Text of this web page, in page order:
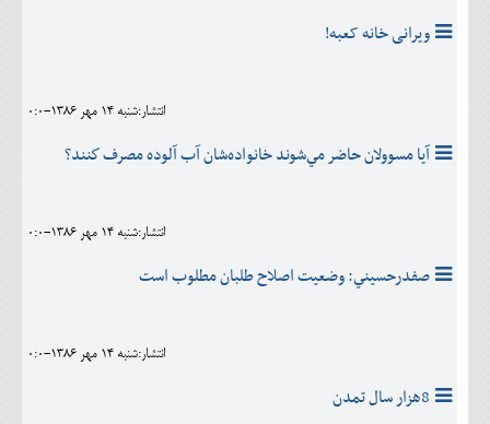
ویرانی خانه کعبه!
انتشار:شنبه 14 مهر 1386-0:0
آيا مسوولان حاضر مي‌شوند خانواده‌شان آب آلوده مصرف كنند؟
انتشار:شنبه 14 مهر 1386-0:0
صفدرحسيني: وضعيت اصلاح طلبان مطلوب است
انتشار:شنبه 14 مهر 1386-0:0
8هزار سال تمدن